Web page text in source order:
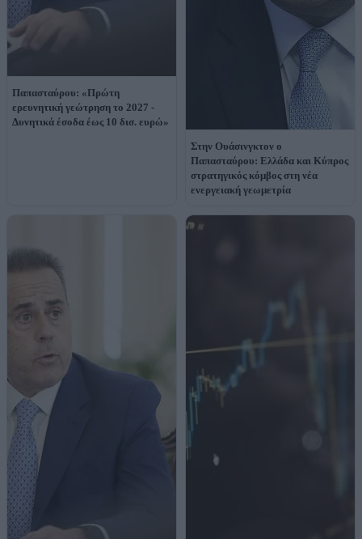
Παπασταύρου: «Πρώτη
ερευνητική γεώτρηση το 2027 -
Δυνητικά έσοδα έως 10 δισ. ευρώ»
Στην Ουάσινγκτον ο
Παπασταύρου: Ελλάδα και Κύπρος
στρατηγικός κόμβος στη νέα
ενεργειακή γεωμετρία